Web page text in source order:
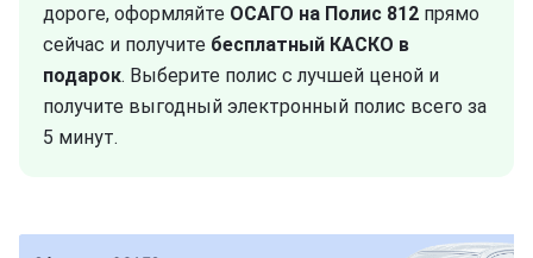
дороге, оформляйте ОСАГО на Полис 812 прямо
сейчас и получите бесплатный КАСКО в
подарок. Выберите полис с лучшей ценой и
получите выгодный электронный полис всего за
5 минут.